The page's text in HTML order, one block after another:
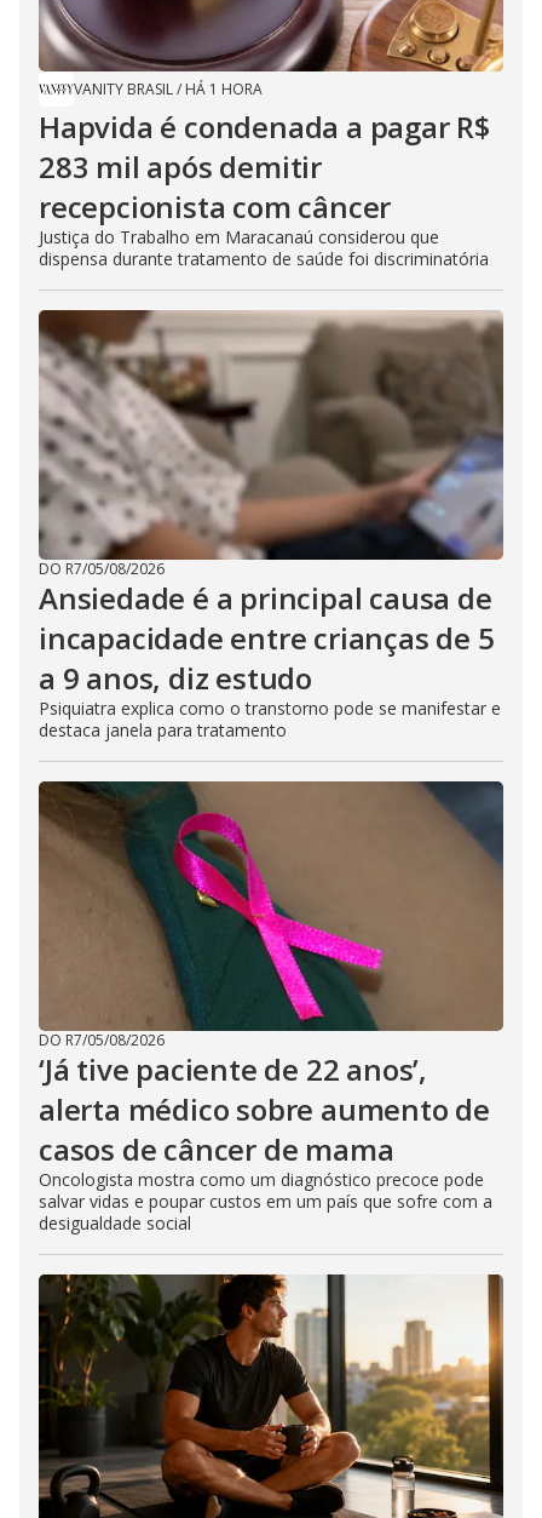
VANITY BRASIL/ HÁ 1 HORA
Hapvida é condenada a pagar R$
283 mil após demitir
recepcionista com câncer
Justiça do Trabalho em Maracanaú considerou que
dispensa durante tratamento de saúde foi discriminatória
DO R7/05/08/2026
Ansiedade é a principal causa de
incapacidade entre crianças de 5
a 9 anos, diz estudo
Psiquiatra explica como o transtorno pode se manifestar e
destaca janela para tratamento
DO R7/05/08/2026
‘Já tive paciente de 22 anos’,
alerta médico sobre aumento de
casos de câncer de mama
Oncologista mostra como um diagnóstico precoce pode
salvar vidas e poupar custos em um país que sofre com a
desigualdade social